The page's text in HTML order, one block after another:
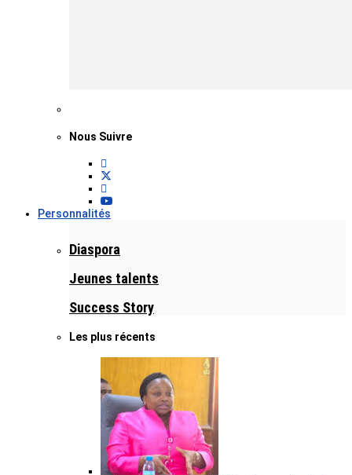
Nous Suivre
Personnalités
Diaspora
Jeunes talents
Success Story
Les plus récents